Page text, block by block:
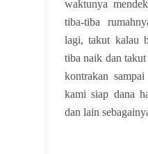
waktunya
tiba-tiba
lagi, takut kalau
tiba naik dan
kontrakan
kami siap dana
dan lain